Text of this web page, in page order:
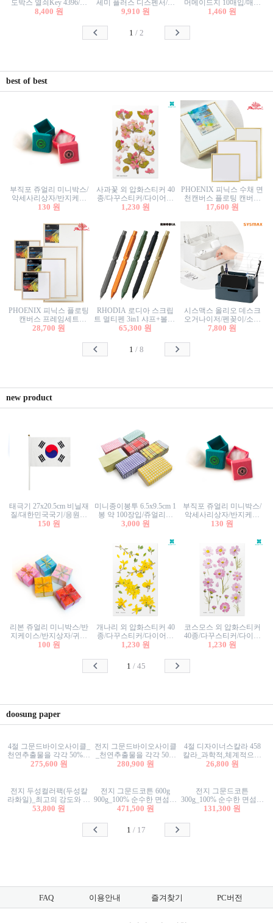
도박스 열쇠Key 4396/투
표함/건의함/모금함/응모
8,400 원
세미 플러스 디스펜서/소
프트수세미5매+강력수세
9,910 원
머메이드지 10매입/매직
터치/색지/색상지/색복사
칼라색지/고급복사지
1,460 원
1 / 2
best of best
부직포 쥬얼리 미니박스/
악세사리상자/반지케이
스/반지상자/귀걸이상자/
130 원
사과꽃 외 압화스티커 40
종/다꾸스티커/다이어리
꾸미기/꽃스티커/자연물
1,230 원
PHOENIX 피닉스 수채 면
천캔버스 플로팅 캔버스
프레임세트 30x30cm/액자
17,600 원
PHOENIX 피닉스 플로팅
캔버스 프레임세트
50x50cm/액자캔버스/인테
28,700 원
RHODIA 로디아 스크립
트 멀티펜 3in1 샤프+볼펜/
무광택 알루미늄 육각배
65,300 원
시스맥스 올리오 데스크
오거나이저/펜꽂이/소품
꽂이/소품함/정리함/수납
7,800 원
1 / 8
new product
태극기 27x20.5cm 비닐재
질/대한민국국기/응원깃
발/행사깃발
150 원
미니종이봉투 6.5x9.5cm 1
봉 약 100장입/쥬얼리봉
투/증명사진봉투/악세사
3,000 원
부직포 쥬얼리 미니박스/
악세사리상자/반지케이
스/반지상자/귀걸이상자/
130 원
리본 쥬얼리 미니박스/반
지케이스/반지상자/귀걸
이상자/귀걸이박스/악세
100 원
개나리 외 압화스티커 40
종/다꾸스티커/다이어리
꾸미기/꽃스티커/자연물
1,230 원
코스모스 외 압화스티커
40종/다꾸스티커/다이어
리꾸미기/꽃스티커/자연
1,230 원
1 /45
doosung paper
4절 그문드바이오사이클_
천연추출물을 각각 50%이
상 함유한 친환경그래픽
275,600 원
전지 그문드바이오사이클
_천연추출물을 각각 50%
이상 함유한 친환경그래
280,900 원
4절 디자이너스칼라 458
칼라_과학적,체계적으로
분류된 200색을 갖춘 색지
26,800 원
전지 두성컬러팩(두성칼
라화일)_최고의 강도와 평
활성을 지닌 다양한 컬러
53,800 원
전지 그문드코튼 600g
900g_100% 순수한 면섬유
로 만든 친환경프리미엄
471,500 원
전지 그문드코튼
300g_100% 순수한 면섬유
로 만든 친환경프리미엄
131,300 원
1 / 17
FAQ 이용안내 즐겨찾기 PC버전